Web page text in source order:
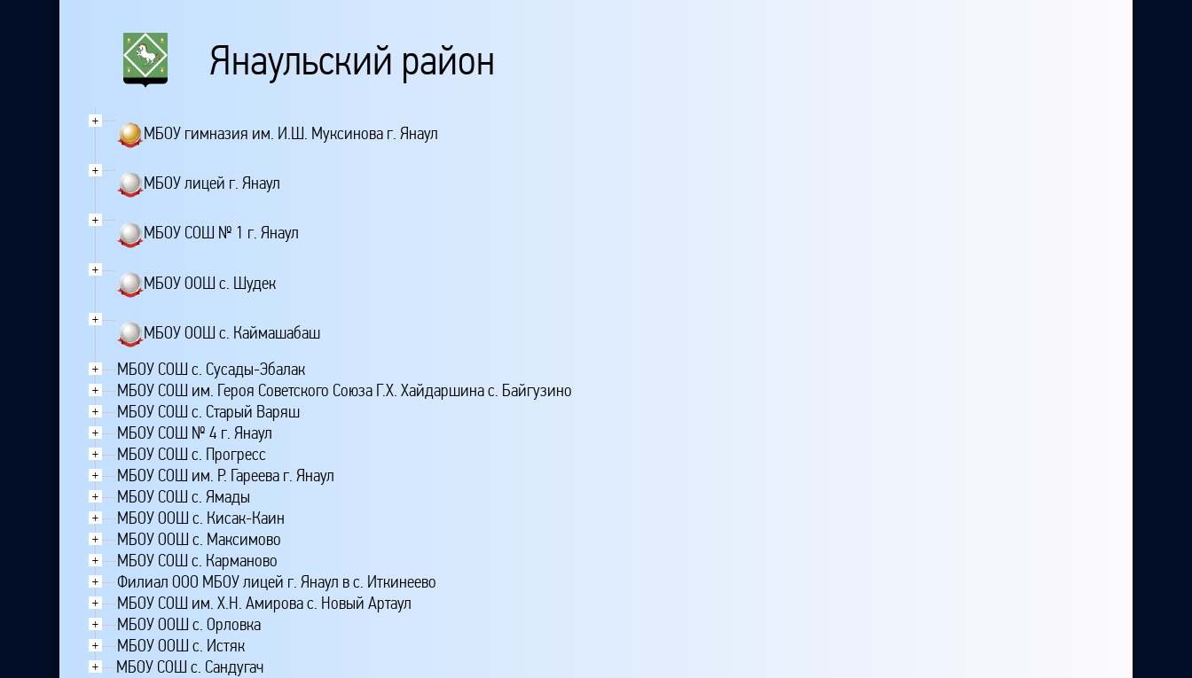
Янаульский район
+
МБОУ гимназия им. И.Ш. Муксинова г. Янаул
+
МБОУ лицей г. Янаул
+
МБОУ СОШ № 1 г. Янаул
+
МБОУ ООШ с. Шудек
+
МБОУ ООШ с. Каймашабаш
+ МБОУ СОШ с. Сусады-Эбалак
+ МБОУ СОШ им. Героя Советского Союза Г.Х. Хайдаршина с. Байгузино
+ МБОУ СОШ с. Старый Варяш
+ МБОУ СОШ № 4 г. Янаул
+ МБОУ СОШ с. Прогресс
+ МБОУ СОШ им. Р. Гареева г. Янаул
+ МБОУ СОШ с. Ямады
+ МБОУ ООШ с. Кисак-Каин
+ МБОУ ООШ с. Максимово
+ МБОУ СОШ с. Карманово
+ Филиал ООО МБОУ лицей г. Янаул в с. Иткинеево
+ МБОУ СОШ им. Х.Н. Амирова с. Новый Артаул
+ МБОУ ООШ с. Орловка
+ МБОУ ООШ с. Истяк
+ МБОУ СОШ с. Сандугач